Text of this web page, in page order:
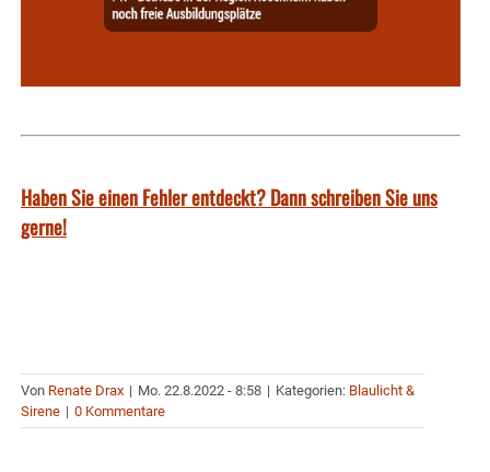
Haben Sie einen Fehler entdeckt? Dann schreiben Sie uns
gerne!
Von Renate Drax | Mo. 22.8.2022 - 8:58 | Kategorien: Blaulicht &
Sirene | 0 Kommentare